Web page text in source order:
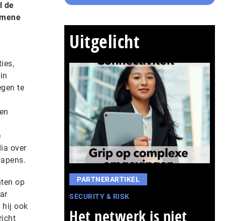
de
te
over
op
hij ook
Uitgelicht
PARTNERARTIKEL
SECURITY & RISK
Het netwerk is niet